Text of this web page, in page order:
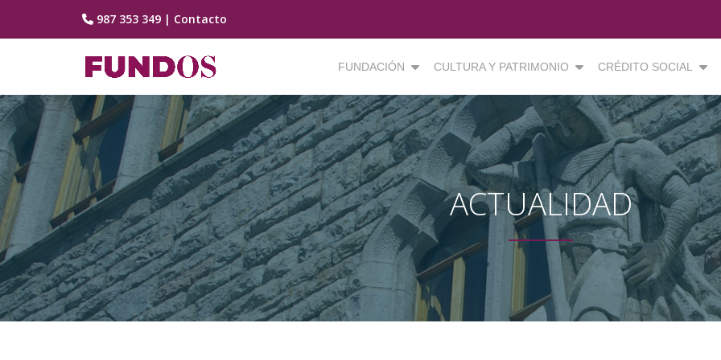
Saltar
987 353 349 | Contacto
FUNDACIÓN CULTURA Y PATRIMONIO CRÉDITO SOCIAL
ACTUALIDAD